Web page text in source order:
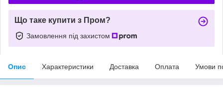
Що таке купити з Пром?
Замовлення під захистом
Опис Характеристики Доставка Оплата Умови